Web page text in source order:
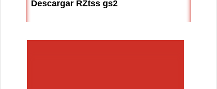
Descargar RZtss gs2